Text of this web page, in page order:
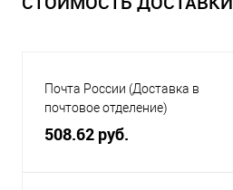
Почта России (Доставка в
почтовое отделение)
508.62 руб.